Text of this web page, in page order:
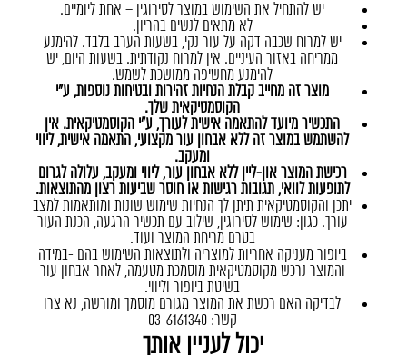
יש להתחיל את השימוש במוצר לסירוגין – אחת ליומיים.
לא מתאים לנשים בהריון.
יש למרוח שכבה דקה על עור נקי, בשעות הערב בלבד. להימנע
ממריחה באזור העיניים. אין למרוח נקודתית. בשעות היום, יש
להימנע מחשיפה ממושכת לשמש.
מוצר זה מחייב קבלת הנחיות זהירות ובטיחות נוספות, ע"י
הקוסמטיקאית שלך.
התכשיר מיועד להתאמה אישית לעורך, ע"י הקוסמטיקאית. אין
להשתמש במוצר זה ללא אבחון עור מקצועי, התאמה אישית, ליווי
ומעקב.
רכישת המוצר און-ליין ללא אבחון עור, ליווי ומעקב, עלולה לגרום
לתופעות לוואי, תגובות רגישות או חוסר שביעות רצון מהתוצאות.
יתכן והקוסמטיקאית תיתן לך הנחיות שימוש שונות ומותאמות למצב
עורך. כגון: שימוש לסירוגין, שילוב עם תכשיר הרגעה, הכנת העור
בטרם מריחת המוצר ועוד.
ביופור מעניקה אחריות למוצריה ולתוצאות השימוש בהם -במידה
והמוצר נרכש מקוסמטיקאית מוסמכת מטעמה, לאחר אבחון עור
בשיטת ביופור וליווי.
לבדיקה האם רכשת את המוצר מגורם מוסמך ומורשה, נא צרו
קשר: 03-6161340
יכול לעניין אותך